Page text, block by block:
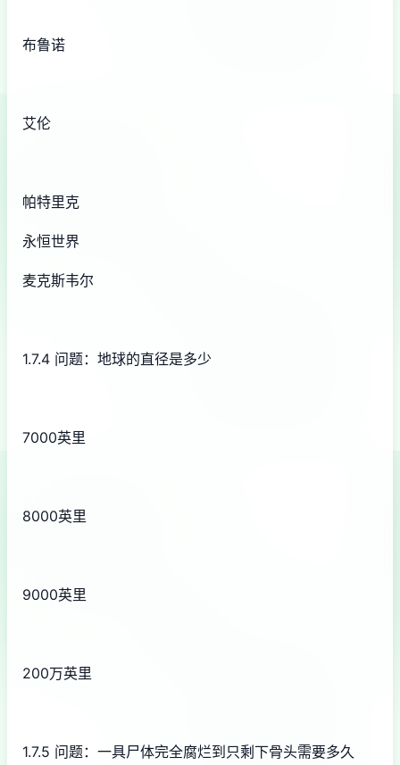
布鲁诺
艾伦
帕特里克
永恒世界
麦克斯韦尔
1.7.4 问题：地球的直径是多少
7000英里
8000英里
9000英里
200万英里
1.7.5 问题：一具尸体完全腐烂到只剩下骨头需要多久